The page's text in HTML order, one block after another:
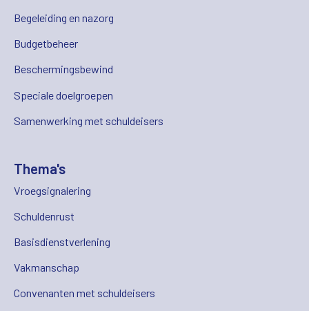
Begeleiding en nazorg
Budgetbeheer
Beschermingsbewind
Speciale doelgroepen
Samenwerking met schuldeisers
Thema's
Vroegsignalering
Schuldenrust
Basisdienstverlening
Vakmanschap
Convenanten met schuldeisers